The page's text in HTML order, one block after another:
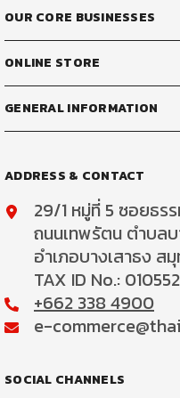
OUR CORE BUSINESSES
ONLINE STORE
GENERAL INFORMATION
ADDRESS & CONTACT
29/1 หมู่ที่ 5 ซอยธร
ถนนเทพรัตน ตำบลบ
อำเภอบางเสาธง ส
TAX ID No.:
+662 338 4900
e-
SOCIAL CHANNELS